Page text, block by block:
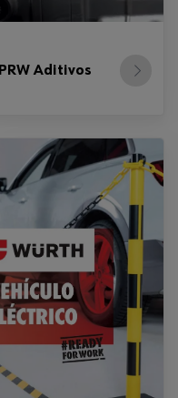
PRW Aditivos